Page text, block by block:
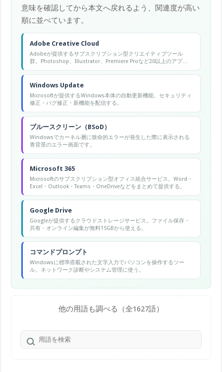
意味を確認してから本文へ戻れるよう、関連度が高い
順に並べています。
Adobe Creative Cloud
Adobeが提供するサブスクリプション型クリエイティブツール
群。Photoshop、Illustrator、Premiere Proなど20以上のアプリ
を月額で利用できる。
Windows Update
Microsoftが提供するWindows本体の自動更新機能。セキュリティ
修正・バグ修正・新機能を配信する。
ブルースクリーン（BSoD）
Windowsでカーネル層に致命的エラーが発生した際に表示される
青背景のエラー画面です。
Microsoft 365
Microsoftのサブスクリプション型オフィス統合サービス。Word・
Excel・Outlook・Teams・OneDriveなどをまとめて提供する。
Google Drive
Googleが提供するクラウドストレージサービス。ファイル保存・
共有・オンライン編集が無料15GBから使える。
コマンドプロンプト
Windowsに標準搭載された文字入力でパソコンを操作するツー
ル。ネットワーク診断やシステム管理に使う。
他の用語も調べる（全1627語）